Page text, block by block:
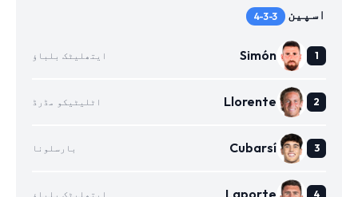
اسپین 4-3-3
Simón ایتھلیٹک بلباؤ
Llorente اٹلیٹیکو مڈرڈ
Cubarsí بارسلونا
ایتھلیٹک بلباؤ